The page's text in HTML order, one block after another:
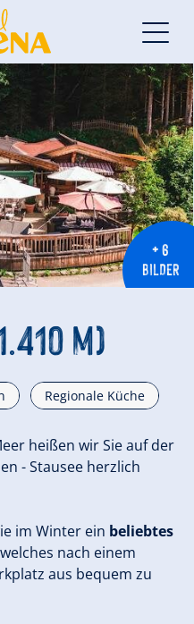
+ 6
BILDER
m)
Regionale Küche
heißen wir Sie auf der
- Stausee herzlich
im Winter ein beliebtes
nach einem
aus bequem zu